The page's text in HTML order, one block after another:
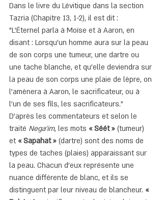
Dans le livre du Lévitique dans la section
Tazria (Chapitre 13, 1-2), il est dit :
"L'Éternel parla à Moïse et à Aaron, en
disant : Lorsqu'un homme aura sur la peau
de son corps une tumeur, une dartre ou
une tache blanche, et qu'elle deviendra sur
la peau de son corps une plaie de lèpre, on
l'amènera à Aaron, le sacrificateur, ou à
l'un de ses fils, les sacrificateurs."
D'après les commentateurs et selon le
traité Nega'im, les mots « Séét » (tumeur)
et « Sapahat » (dartre) sont des noms de
types de taches (plaies) apparaissant sur
la peau. Chacun d'eux représente une
nuance différente de blanc, et ils se
distinguent par leur niveau de blancheur. «